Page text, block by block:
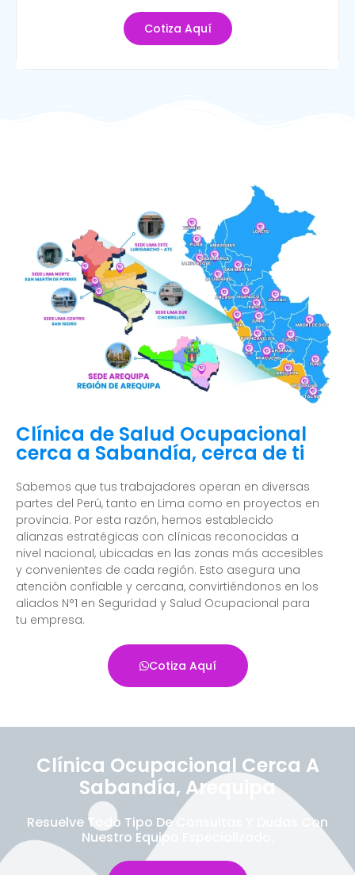
Cotiza Aquí
Clínica de Salud Ocupacional
cerca a Sabandía, cerca de ti
Sabemos que tus trabajadores operan en diversas
partes del Perú, tanto en Lima como en proyectos en
provincia. Por esta razón, hemos establecido
alianzas estratégicas con clínicas reconocidas a
nivel nacional, ubicadas en las zonas más accesibles
y convenientes de cada región. Esto asegura una
atención confiable y cercana, convirtiéndonos en los
aliados N°1 en Seguridad y Salud Ocupacional para
tu empresa.
Cotiza Aquí
Clínica Ocupacional Cerca A
Sabandía, Arequipa
Resuelve Todo Tipo De Consultas Y Dudas Con
Nuestro Equipo Especializado.